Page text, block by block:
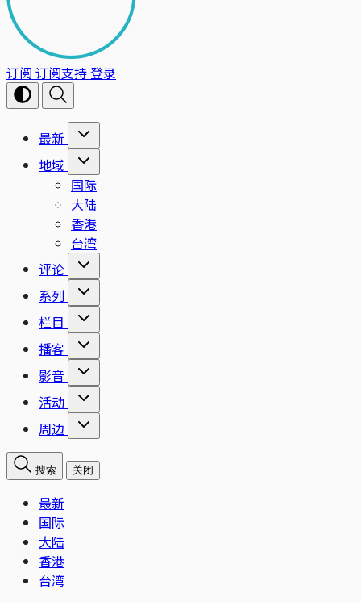
订阅 订阅支持登录
最新
地域
国际
大陆
香港
台湾
评论
系列
栏目
播客
影音
活动
周边
搜索 关闭
最新
国际
大陆
香港
台湾